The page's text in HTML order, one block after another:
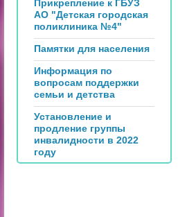
Прикрепление к ГБУЗ
АО "Детская городская
поликлиника №4"
Памятки для населения
Информация по
вопросам поддержки
семьи и детства
Установление и
продление группы
инвалидности в 2022
году